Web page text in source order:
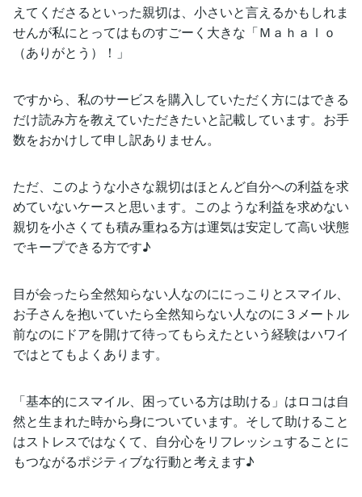
えてくださるといった親切は、小さいと言えるかもしれま
せんが私にとってはものすごーく大きな「Ｍａｈａｌｏ
（ありがとう）！」
ですから、私のサービスを購入していただく方にはできる
だけ読み方を教えていただきたいと記載しています。お手
数をおかけして申し訳ありません。
ただ、このような小さな親切はほとんど自分への利益を求
めていないケースと思います。このような利益を求めない
親切を小さくても積み重ねる方は運気は安定して高い状態
でキープできる方です♪
目が会ったら全然知らない人なのににっこりとスマイル、
お子さんを抱いていたら全然知らない人なのに３メートル
前なのにドアを開けて待ってもらえたという経験はハワイ
ではとてもよくあります。
「基本的にスマイル、困っている方は助ける」はロコは自
然と生まれた時から身についています。そして助けること
はストレスではなくて、自分心をリフレッシュすることに
もつながるポジティブな行動と考えます♪